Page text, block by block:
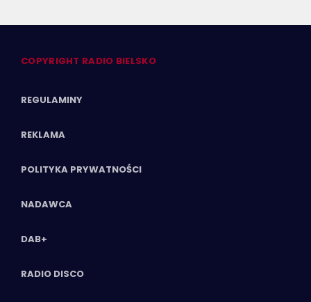
COPYRIGHT RADIO BIELSKO
REGULAMINY
REKLAMA
POLITYKA PRYWATNOŚCI
NADAWCA
DAB+
RADIO DISCO